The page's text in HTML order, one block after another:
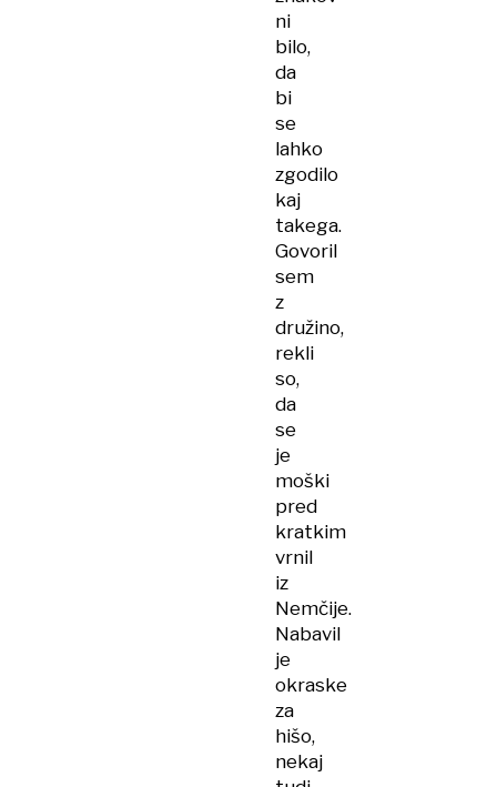
ni
bilo,
da
bi
se
lahko
zgodilo
kaj
takega.
Govoril
sem
z
družino,
rekli
so,
da
se
je
moški
pred
kratkim
vrnil
iz
Nemčije.
Nabavil
je
okraske
za
hišo,
nekaj